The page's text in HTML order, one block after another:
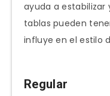
ayuda a estabilizar
tablas pueden
influye en el estilo
Regular